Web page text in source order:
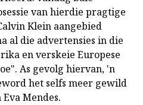
van hierdie pragtige
Klein aangebied
al die advertensies in die
en verskeie Europese
As gevolg hiervan, 'n
het selfs meer gewild
Mendes.